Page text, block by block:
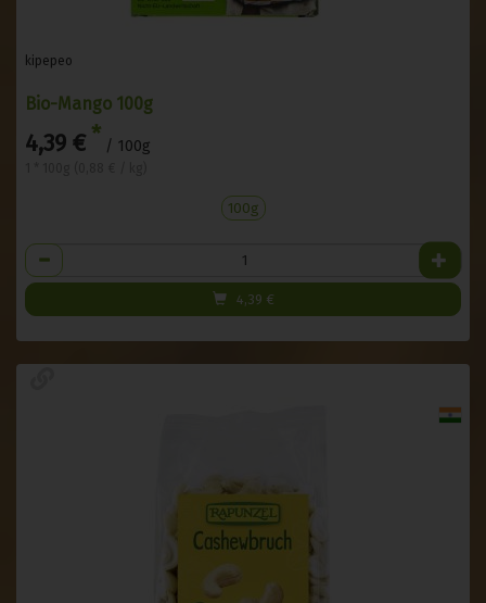
kipepeo
Bio-Mango 100g
4,39 € * / 100g
100g
Anzahl
4,39 €